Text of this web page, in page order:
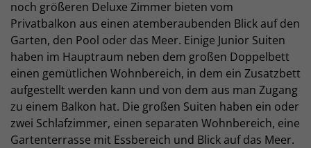
noch größeren Deluxe Zimmer bieten vom
Privatbalkon aus einen atemberaubenden Blick auf den
Garten, den Pool oder das Meer. Einige Junior Suiten
haben im Hauptraum neben dem großen Doppelbett
einen gemütlichen Wohnbereich, in dem ein Zusatzbett
aufgestellt werden kann und von dem aus man Zugang
zu einem Balkon hat. Die großen Suiten haben ein oder
zwei Schlafzimmer, einen separaten Wohnbereich, eine
Gartenterrasse mit Essbereich und Blick auf das Meer.